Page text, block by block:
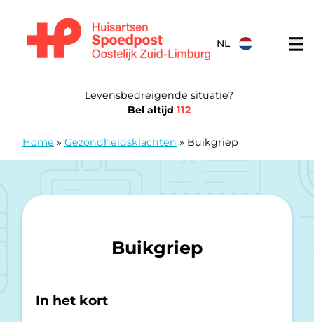
NL
Levensbedreigende situatie?
Bel altijd 112
Home » Gezondheidsklachten » Buikgriep
Buikgriep
In het kort